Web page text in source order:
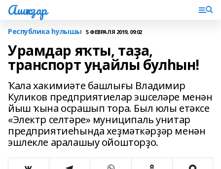
Ашҡаҙар
Республика һулышы 5 ФЕВРАЛЯ 2019, 09:02
Урамдар яҡты, таҙа,
транспорт уңайлы булһын!
Ҡала хакимиәте башлығы Владимир
Куликов предприятиелар эшселәре менән
йыш ҡына осрашып тора. Был юлы етәксе
«Электр селтәре» муниципаль унитар
предприятиеһында хеҙмәткәрҙәр менән
эшлекле аралашыу ойошторҙо.